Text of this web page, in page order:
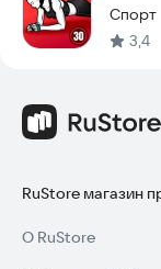
Спорт
3,4
RuStore магазин
О RuStore